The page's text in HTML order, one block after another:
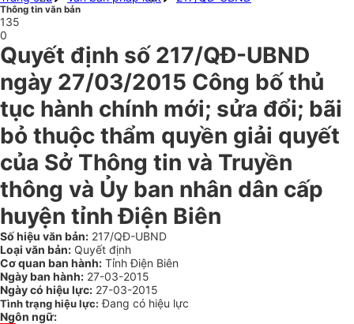
Thông tin văn bản
135
0
Quyết định số 217/QĐ-UBND
ngày 27/03/2015 Công bố thủ
tục hành chính mới; sửa đổi; bãi
bỏ thuộc thẩm quyền giải quyết
của Sở Thông tin và Truyền
thông và Ủy ban nhân dân cấp
huyện tỉnh Điện Biên
Số hiệu văn bản: 217/QĐ-UBND
Loại văn bản: Quyết định
Cơ quan ban hành: Tỉnh Điện Biên
Ngày ban hành: 27-03-2015
Ngày có hiệu lực: 27-03-2015
Tình trạng hiệu lực: Đang có hiệu lực
Ngôn ngữ: